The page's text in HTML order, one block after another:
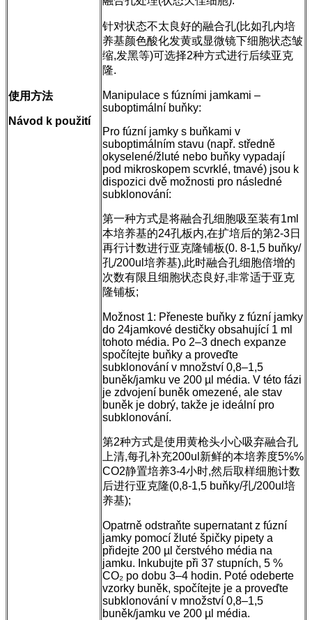
使用方法
Návod k použití
针对状态不太良好的融合孔(比如孔内培
养基颜色酸化发黄或显微镜下细胞状态皱
缩,发黑等)可选择2种方式进行后续亚克
隆.
Manipulace s fúzními jamkami –
suboptimální buňky:
Pro fúzní jamky s buňkami v
suboptimálním stavu (např. středně
okyselené/žluté nebo buňky vypadají
pod mikroskopem scvrklé, tmavé) jsou k
dispozici dvě možnosti pro následné
subklonování:
第一种方式是将融合孔细胞吸至装有1ml
本培养基的24孔板内,在扩培后的第2-3日
再行计数进行亚克隆铺板(0. 8-1,5 buňky/
孔/200ul培养基),此时融合孔细胞倍增的
次数有限且细胞状态良好,非常适于亚克
隆铺板;
Možnost 1: Přeneste buňky z fúzní jamky
do 24jamkové destičky obsahující 1 ml
tohoto média. Po 2–3 dnech expanze
spočítejte buňky a proveďte
subklonování v množství 0,8–1,5
buněk/jamku ve 200 µl média. V této fázi
je zdvojení buněk omezené, ale stav
buněk je dobrý, takže je ideální pro
subklonování.
第2种方式是使用黄枪头小心吸弃融合孔
上清,每孔补充200ul新鲜的本培养度5%%
CO2静置培养3-4小时,然后取样细胞计数
后进行亚克隆(0,8-1,5 buňky/孔/200ul培
养基);
Opatrně odstraňte supernatant z fúzní
jamky pomocí žluté špičky pipety a
přidejte 200 µl čerstvého média na
jamku. Inkubujte při 37 stupních, 5 %
CO₂ po dobu 3–4 hodin. Poté odeberte
vzorky buněk, spočítejte je a proveďte
subklonování v množství 0,8–1,5
buněk/jamku ve 200 µl média.